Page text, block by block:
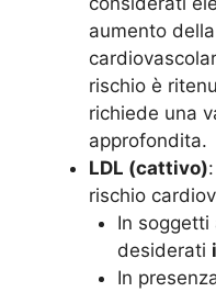
aumento
rischio è
richiede una
approfondita.
LDL (cattivo)
rischio
In soggetti
desiderati
In